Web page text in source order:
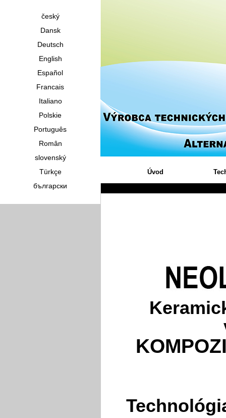
český
Dansk
Deutsch
English
Español
Francais
Italiano
Polskie
Português
Român
slovenský
Türkçe
български
Úvod